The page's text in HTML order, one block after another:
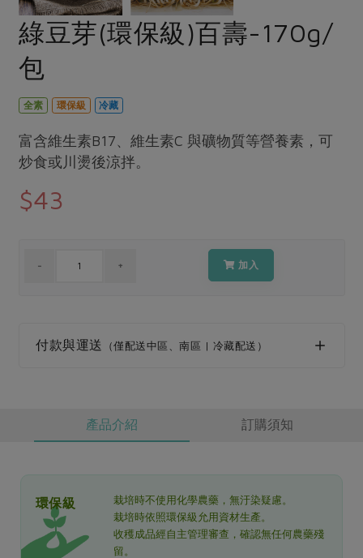
美妝保養 個人清潔
家庭清潔 織品
日用品
防災用品
最新產品
樂齡友善
主題食譜
異國料理
養身食補
節慶大餐
高麗菜海鮮煎餅
2024農業發展計畫年度報告
更多議題活動
傳到心坎裡，誠心又澎派
生活者e週報
綠主張月刊
典藏閱覽室
社務專區
選舉專區
最新消息
下載專區
地區活動
綠豆芽(環保級)百壽-170g/
包
全素 環保級 冷藏
富含維生素B17、維生素C 與礦物質等營養素，可
炒食或川燙後涼拌。
$43
加入
付款與運送 （僅配送中區、南區 | 冷藏配送）
產品介紹 訂購須知
環保級
栽培時不使用化學農藥，無汙染疑慮。
栽培時依照環保級允用資材生產。
收穫成品經自主管理審查，確認無任何農藥殘
留。